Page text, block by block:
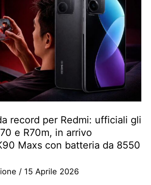
record per Redmi: ufficiali gli
e R70m, in arrivo
Maxs con batteria da 8550
/ 15 Aprile 2026